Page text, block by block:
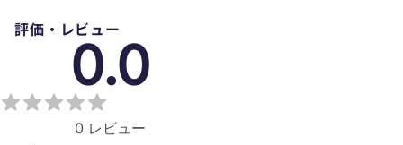
評価・レビュー
0.0
0 レビュー